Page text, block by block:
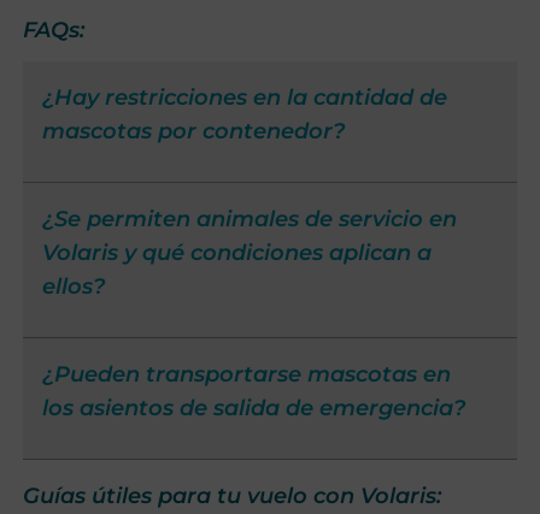
FAQs:
¿Hay restricciones en la cantidad de
mascotas por contenedor?
¿Se permiten animales de servicio en
Volaris y qué condiciones aplican a
ellos?
¿Pueden transportarse mascotas en
los asientos de salida de emergencia?
Guías útiles para tu vuelo con Volaris: